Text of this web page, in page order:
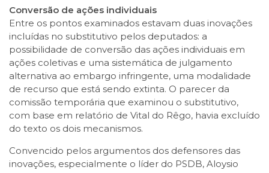
Conversão de ações individuais
Entre os pontos examinados estavam duas inovações
incluídas no substitutivo pelos deputados: a
possibilidade de conversão das ações individuais em
ações coletivas e uma sistemática de julgamento
alternativa ao embargo infringente, uma modalidade
de recurso que está sendo extinta. O parecer da
comissão temporária que examinou o substitutivo,
com base em relatório de Vital do Rêgo, havia excluído
do texto os dois mecanismos.
Convencido pelos argumentos dos defensores das
inovações, especialmente o líder do PSDB, Aloysio